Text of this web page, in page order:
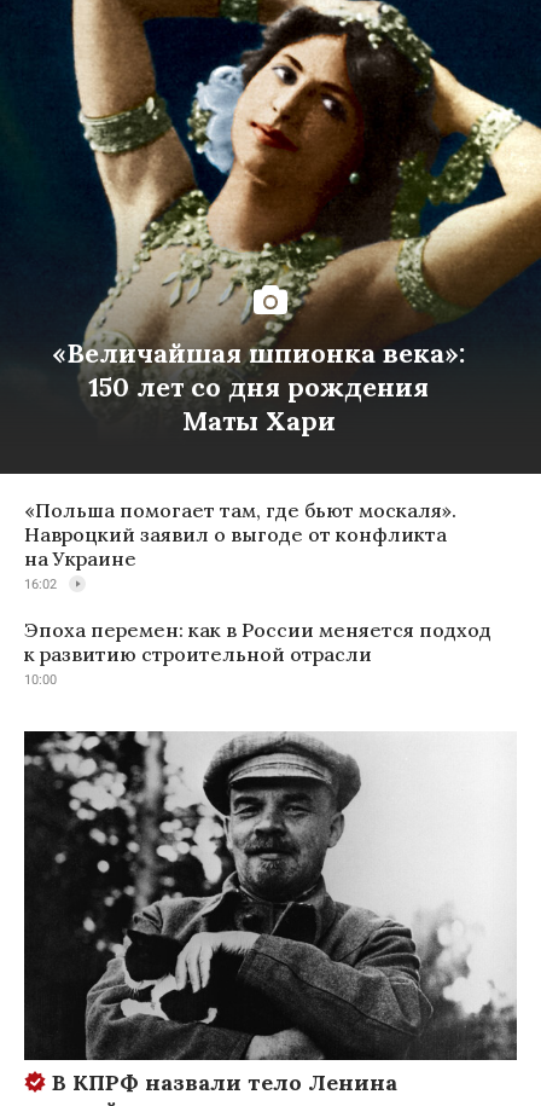
«Величайшая шпионка века»:
150 лет со дня рождения
Маты Хари
«Польша помогает там, где бьют москаля».
Навроцкий заявил о выгоде от конфликта
на Украине
16:02
Эпоха перемен: как в России меняется подход
к развитию строительной отрасли
10:00
В КПРФ назвали тело Ленина